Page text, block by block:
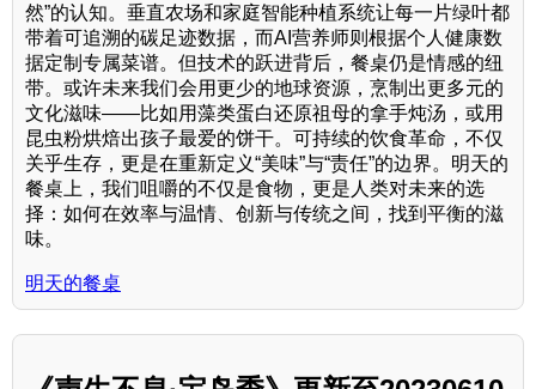
然”的认知。垂直农场和家庭智能种植系统让每一片绿叶都
带着可追溯的碳足迹数据，而AI营养师则根据个人健康数
据定制专属菜谱。但技术的跃进背后，餐桌仍是情感的纽
带。或许未来我们会用更少的地球资源，烹制出更多元的
文化滋味——比如用藻类蛋白还原祖母的拿手炖汤，或用
昆虫粉烘焙出孩子最爱的饼干。可持续的饮食革命，不仅
关乎生存，更是在重新定义“美味”与“责任”的边界。明天的
餐桌上，我们咀嚼的不仅是食物，更是人类对未来的选
择：如何在效率与温情、创新与传统之间，找到平衡的滋
味。
明天的餐桌